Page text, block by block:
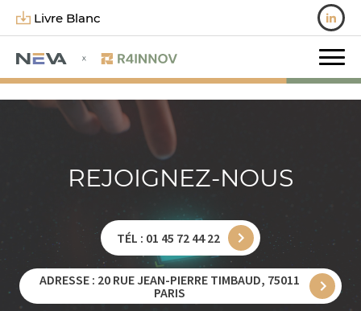
Livre Blanc
REJOIGNEZ-NOUS
TÉL : 01 45 72 44 22
ADRESSE : 20 RUE JEAN-PIERRE TIMBAUD, 75011
PARIS